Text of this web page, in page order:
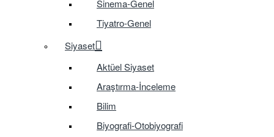
Sinema-Genel
Tiyatro-Genel
Siyaset
Aktüel Siyaset
Araştırma-İnceleme
Bilim
Biyografi-Otobiyografi